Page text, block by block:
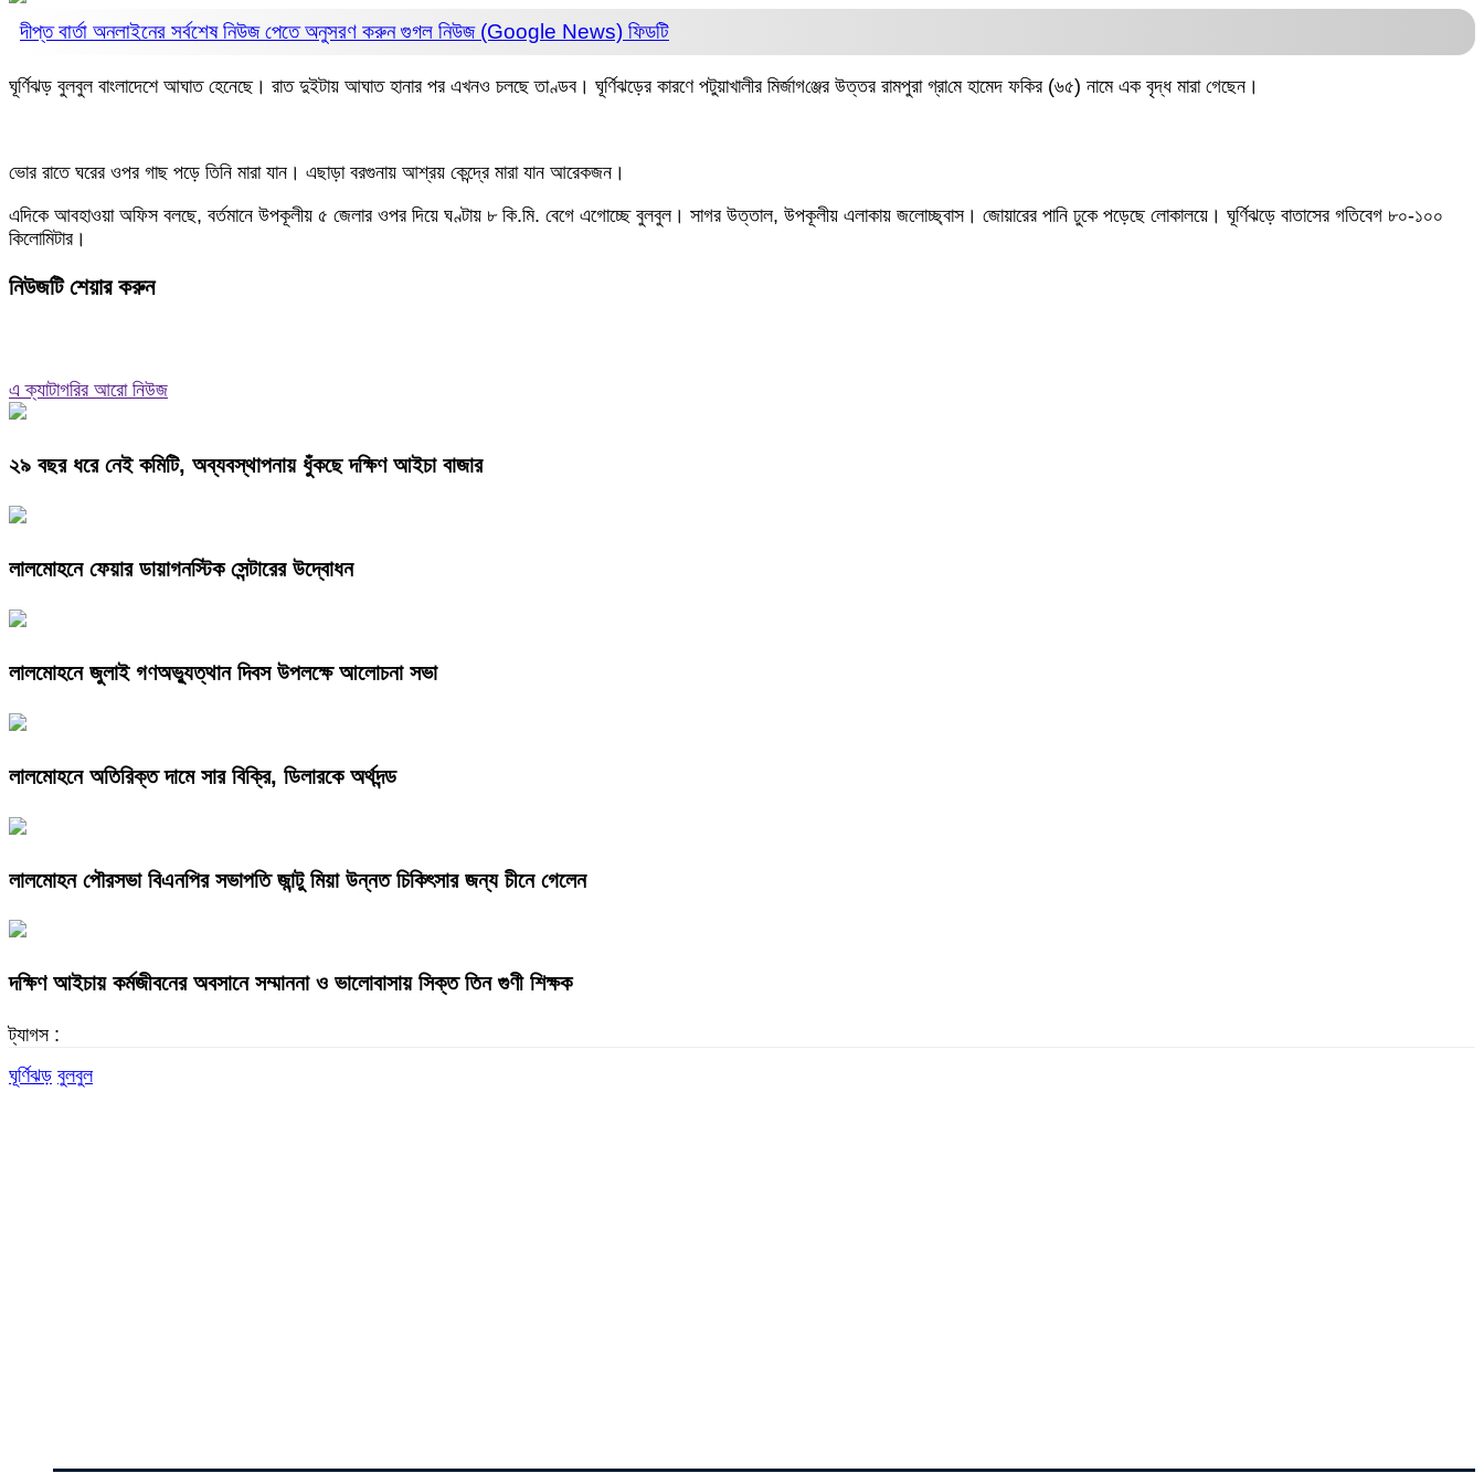
দীপ্ত বার্তা অনলাইনের সর্বশেষ নিউজ পেতে অনুসরণ করুনগুগল নিউজ (Google News) ফিডটি
ঘূর্ণিঝড় বুলবুল বাংলাদেশে আঘাত হেনেছে। রাত দুইটায় আঘাত হানার পর এখনও চলছে তাণ্ডব। ঘূর্ণিঝড়ের কারণে পটুয়াখালীর মির্জাগ‌ঞ্জের উত্তর রামপুরা গ্রা‌মে হামেদ ফকির (৬৫) নামে এক বৃদ্ধ মারা গেছেন।
ভোর রাতে ঘরের ওপর গাছ পড়ে তিনি মারা যান। এছাড়া বরগুনায় আশ্রয় কেন্দ্রে মারা যান আরেকজন।
এদিকে আবহাওয়া অফিস বলছে, বর্তমানে উপকূলীয় ৫ জেলার ওপর দিয়ে ঘণ্টায় ৮ কি.মি. বেগে এগোচ্ছে বুলবুল। সাগর উত্তাল, উপকূলীয় এলাকায় জলোচ্ছ্বাস। জোয়ারের পানি ঢুকে পড়েছে লোকালয়ে। ঘূর্ণিঝড়ে বাতাসের গতিবেগ ৮০-১০০
কিলোমিটার।
নিউজটি শেয়ার করুন
এ ক্যাটাগরির আরো নিউজ
২৯ বছর ধরে নেই কমিটি, অব্যবস্থাপনায় ধুঁকছে দক্ষিণ আইচা বাজার
লালমোহনে ফেয়ার ডায়াগনস্টিক সেন্টারের উদ্বোধন
লালমোহনে জুলাই গণঅভ্যুত্থান দিবস উপলক্ষে আলোচনা সভা
লালমোহনে অতিরিক্ত দামে সার বিক্রি, ডিলারকে অর্থদন্ড
লালমোহন পৌরসভা বিএনপির সভাপতি জান্টু মিয়া উন্নত চিকিৎসার জন্য চীনে গেলেন
দক্ষিণ আইচায় কর্মজীবনের অবসানে সম্মাননা ও ভালোবাসায় সিক্ত তিন গুণী শিক্ষক
ট্যাগস :
ঘূর্ণিঝড় বুলবুল